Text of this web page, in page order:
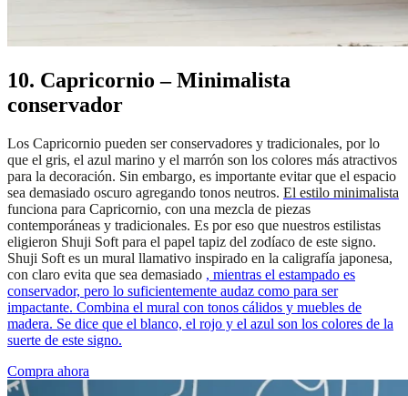
10. Capricornio – Minimalista
conservador
Los Capricornio pueden ser conservadores y tradicionales, por lo
que el gris, el azul marino y el marrón son los colores más atractivos
para la decoración. Sin embargo, es importante evitar que el espacio
sea demasiado oscuro agregando tonos neutros. El estilo minimalista
funciona para Capricornio, con una mezcla de piezas
contemporáneas y tradicionales. Es por eso que nuestros estilistas
eligieron Shuji Soft para el papel tapiz del zodíaco de este signo.
Shuji Soft es un mural llamativo inspirado en la caligrafía japonesa,
con claro evita que sea demasiado , mientras el estampado es
conservador, pero lo suficientemente audaz como para ser
impactante. Combina el mural con tonos cálidos y muebles de
madera. Se dice que el blanco, el rojo y el azul son los colores de la
suerte de este signo.
Compra ahora